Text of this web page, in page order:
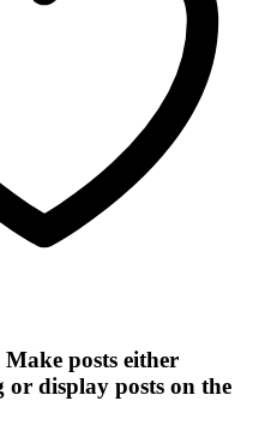
posts either
or display posts on the